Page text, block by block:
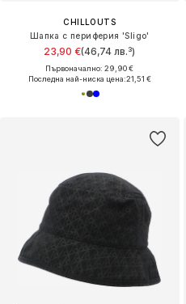
CHILLOUTS
Шапка с периферия 'Sligo'
23,90 €(46,74 лв.³)
Първоначално: 29,90 €
Последна най-ниска цена:21,51 €